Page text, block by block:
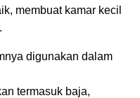
membuat kamar kecil
digunakan dalam
termasuk baja,